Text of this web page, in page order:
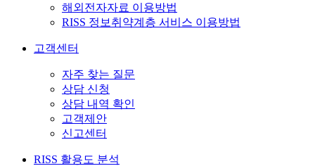
해외전자자료 이용방법
RISS 정보취약계층 서비스 이용방법
고객센터
자주 찾는 질문
상담 신청
상담 내역 확인
고객제안
신고센터
RISS 활용도 분석